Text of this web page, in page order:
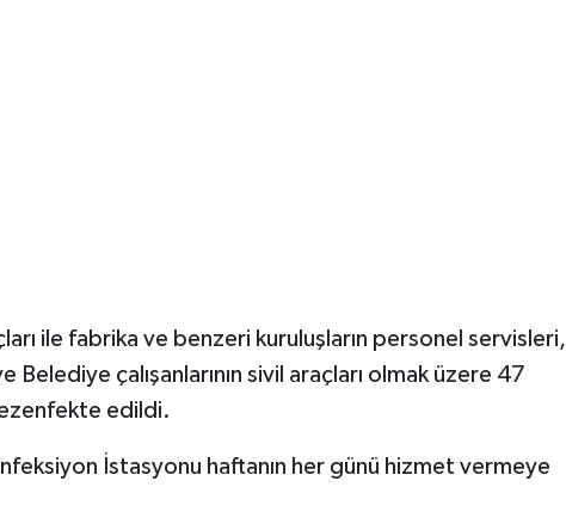
ile fabrika ve benzeri kuruluşların personel servisleri,
Belediye çalışanlarının sivil araçları olmak üzere 47
edildi.
İstasyonu haftanın her günü hizmet vermeye